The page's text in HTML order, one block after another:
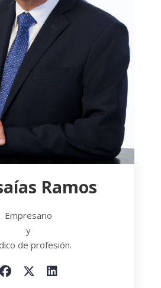
Ramos
Empresario
y
de profesión.